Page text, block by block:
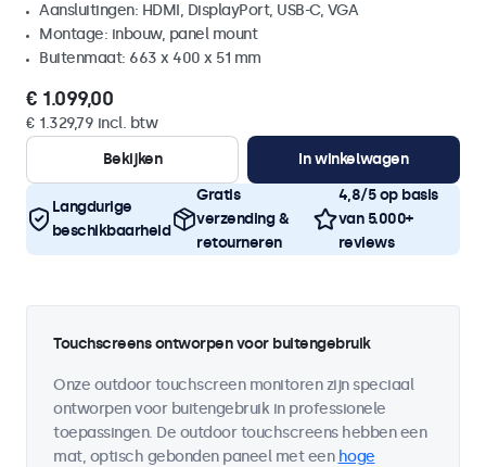
Aansluitingen: HDMI, DisplayPort, USB-C, VGA
Montage: inbouw, panel mount
Buitenmaat: 663 x 400 x 51 mm
€ 1.099,00
€ 1.329,79 incl. btw
Bekijken
In winkelwagen
Langdurige
beschikbaarheid
Gratis
verzending &
retourneren
4,8/5 op basis
van 5.000+
reviews
Touchscreens ontworpen voor buitengebruik
Onze outdoor touchscreen monitoren zijn speciaal
ontworpen voor buitengebruik in professionele
toepassingen. De outdoor touchscreens hebben een
mat, optisch gebonden paneel met een hoge